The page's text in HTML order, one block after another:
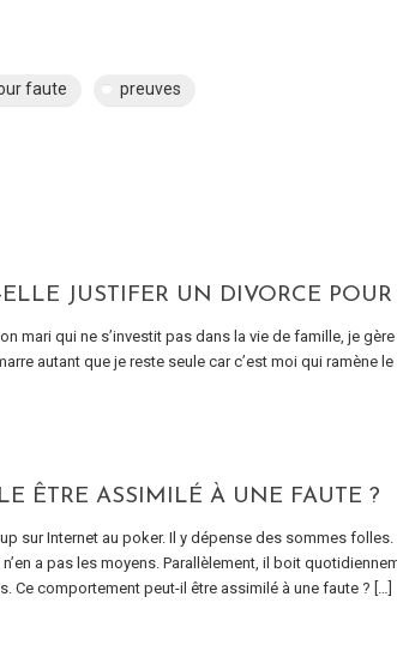
faute preuves
JUSTIFER UN DIVORCE POUR
mari qui ne s’investit pas dans la vie de famille, je
autant que je reste seule car c’est moi qui ramène
ÊTRE ASSIMILÉ À UNE FAUTE ?
sur Internet au poker. Il y dépense des sommes
a pas les moyens. Parallèlement, il boit
Ce comportement peut-il être assimilé à une faute ? […]